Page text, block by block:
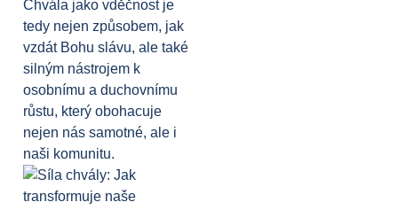
Chvála jako vděčnost je
tedy nejen způsobem, jak
vzdát Bohu slávu, ale také
silným nástrojem k
osobnímu a duchovnímu
růstu, který obohacuje
nejen nás samotné, ale i
naši komunitu.